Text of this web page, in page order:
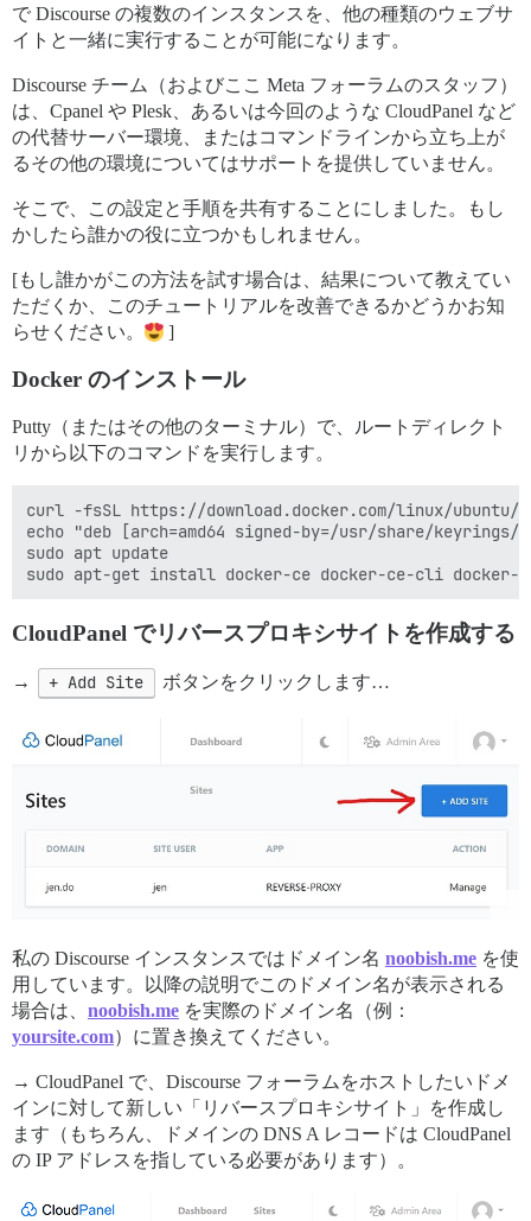
で Discourse の複数のインスタンスを、他の種類のウェブサ
イトと一緒に実行することが可能になります。
Discourse チーム（およびここ Meta フォーラムのスタッフ）
は、Cpanel や Plesk、あるいは今回のような CloudPanel など
の代替サーバー環境、またはコマンドラインから立ち上が
るその他の環境についてはサポートを提供していません。
そこで、この設定と手順を共有することにしました。もし
かしたら誰かの役に立つかもしれません。
[もし誰かがこの方法を試す場合は、結果について教えてい
ただくか、このチュートリアルを改善できるかどうかお知
らせください。
]
Docker のインストール
Putty（またはその他のターミナル）で、ルートディレクト
リから以下のコマンドを実行します。
curl -fsSL https://download.docker.com/linux/ubuntu/
echo "deb [arch=amd64 signed-by=/usr/share/
sudo apt update
CloudPanel でリバースプロキシサイトを作成する
→ + Add Site ボタンをクリックします…
私の Discourse インスタンスではドメイン名 noobish.me を使
用しています。以降の説明でこのドメイン名が表示される
場合は、 noobish.me を実際のドメイン名（例：
yoursite.com）に置き換えてください。
→ CloudPanel で、Discourse フォーラムをホストしたいドメ
インに対して新しい「リバースプロキシサイト」を作成し
ます（もちろん、ドメインの DNS A レコードは CloudPanel
の IP アドレスを指している必要があります）。